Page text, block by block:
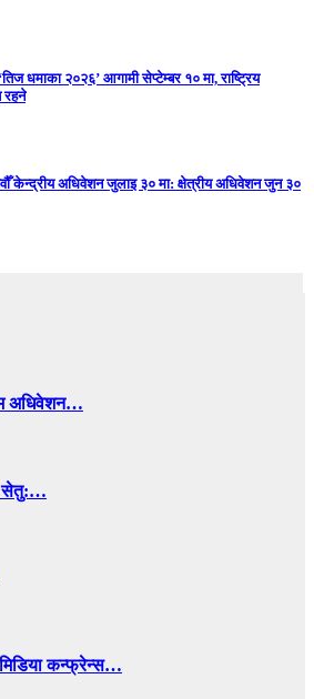
धमाका २०२६’ आगामी सेप्टेम्बर १० मा, राष्ट्रिय
रहने
केन्द्रीय अधिवेशन जुलाइ ३० मा: क्षेत्रीय अधिवेशन जुन ३०
अधिवेशन…
सेतु:…
कन्फ्रेन्स…